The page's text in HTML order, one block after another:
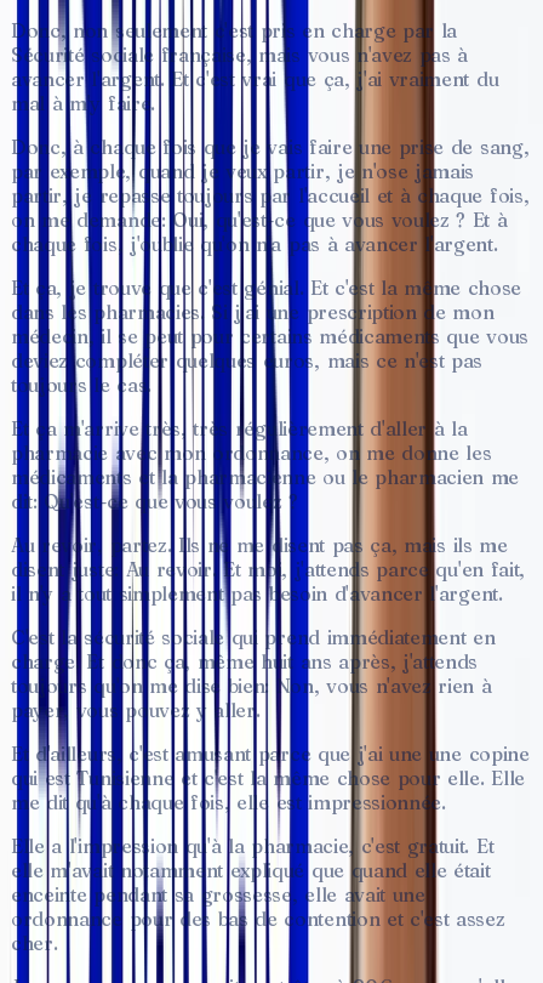
Donc, non seulement c'est pris en charge par la
Sécurité sociale française, mais vous n'avez pas à
avancer l'argent. Et c'est vrai que ça, j'ai vraiment du
mal à m'y faire.
Donc, à chaque fois que je vais faire une prise de sang,
par exemple, quand je veux partir, je n'ose jamais
partir, je repasse toujours par l'accueil et à chaque fois,
on me demande: Oui, qu'est-ce que vous voulez ? Et à
chaque fois, j'oublie qu'on n'a pas à avancer l'argent.
Et ça, je trouve que c'est génial. Et c'est la même chose
dans les pharmacies. Si j'ai une prescription de mon
médecin, il se peut pour certains médicaments que vous
deviez compléter quelques euros, mais ce n'est pas
toujours le cas.
Et ça m'arrive très, très régulièrement d'aller à la
pharmacie avec mon ordonnance, on me donne les
médicaments et la pharmacienne ou le pharmacien me
dit: Qu'est-ce que vous voulez ?
Au revoir, partez. Ils ne me disent pas ça, mais ils me
disent juste: Au revoir. Et moi, j'attends parce qu'en fait,
il n'y a tout simplement pas besoin d'avancer l'argent.
C'est la sécurité sociale qui prend immédiatement en
charge. Et donc ça, même huit ans après, j'attends
toujours qu'on me dise bien: Non, vous n'avez rien à
payer, vous pouvez y aller.
Et d'ailleurs, c'est amusant parce que j'ai une une copine
qui est Tunisienne et c'est la même chose pour elle. Elle
me dit qu'à chaque fois, elle est impressionnée.
Elle a l'impression qu'à la pharmacie, c'est gratuit. Et
elle m'avait notamment expliqué que quand elle était
enceinte pendant sa grossesse, elle avait une
ordonnance pour des bas de contention et c'est assez
cher.